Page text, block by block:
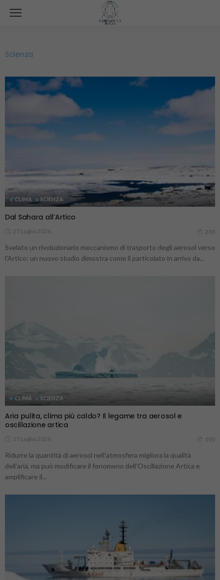
Scienza
CLIMA SCIENZA
Dal Sahara all’Artico
27 Luglio 2026 238
Svelato un rivoluzionario meccanismo di trasporto degli aerosol verso
l'Artico: un nuovo studio dimostra come il particolato in arrivo da...
CLIMA SCIENZA
Aria pulita, clima più caldo? Il legame tra aerosol e
oscillazione artica
17 Luglio 2026 190
Ridurre la quantità di aerosol nell’atmosfera migliora la qualità
dell'aria, ma può modificare il fenomeno dell'Oscillazione Artica e
amplificare il...